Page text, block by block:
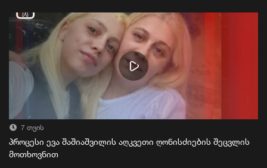
7 თვის
პროცესი ევა შაშიაშვილის აღკვეთი ღონისძიების შეცვლის
მოთხოვნით